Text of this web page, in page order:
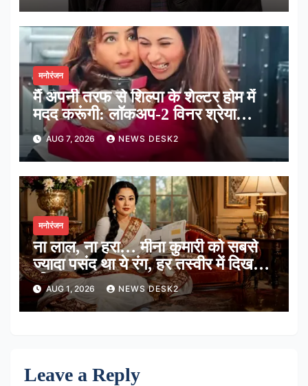
मनोरंजन
मैं अपनी तरफ से शिल्पा के शेल्टर होम में
मदद करूंगी: लॉकअप-2 विनर श्रेया
कालरा
AUG 7, 2026 NEWS DESK2
मनोरंजन
ना लाल, ना हरा… मीना कुमारी को सबसे
ज्यादा पसंद था ये रंग, हर तस्वीर में दिखती
थी झलक
AUG 1, 2026 NEWS DESK2
Leave a Reply